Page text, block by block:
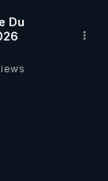
Du